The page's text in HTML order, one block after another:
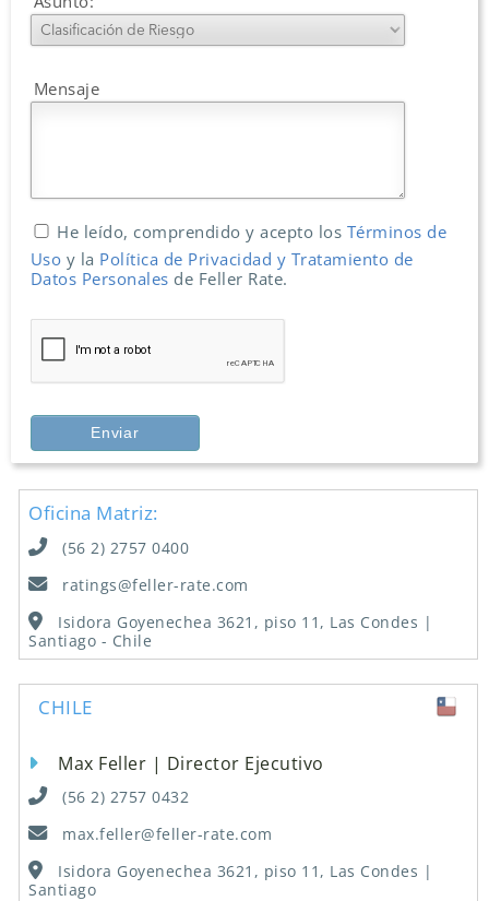
Mensaje
He leído, comprendido y acepto los Términos de
Uso y la Política de Privacidad y Tratamiento de
Datos Personales de Feller Rate.
Oficina Matriz:
(56 2) 2757 0400
ratings@feller-rate.com
Isidora Goyenechea 3621, piso 11, Las Condes |
Santiago - Chile
CHILE
Max Feller | Director Ejecutivo
(56 2) 2757 0432
max.feller@feller-rate.com
Isidora Goyenechea 3621, piso 11, Las Condes |
Santiago